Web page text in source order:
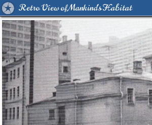
Retro View of Mankind's Habitat